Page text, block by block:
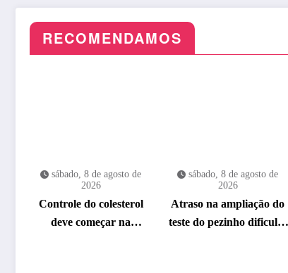
RECOMENDAMOS
sábado, 8 de agosto de
2026
Controle do colesterol
deve começar na
sábado, 8 de agosto de
2026
Atraso na ampliação do
teste do pezinho dificulta